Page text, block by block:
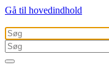
Gå til hovedindhold